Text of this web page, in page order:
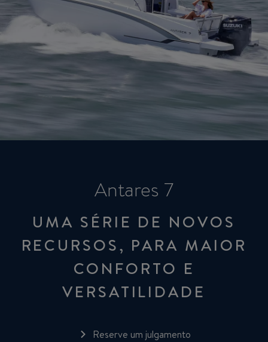
Antares 7
UMA SÉRIE DE NOVOS
RECURSOS, PARA MAIOR
CONFORTO E
VERSATILIDADE
Reserve um julgamento